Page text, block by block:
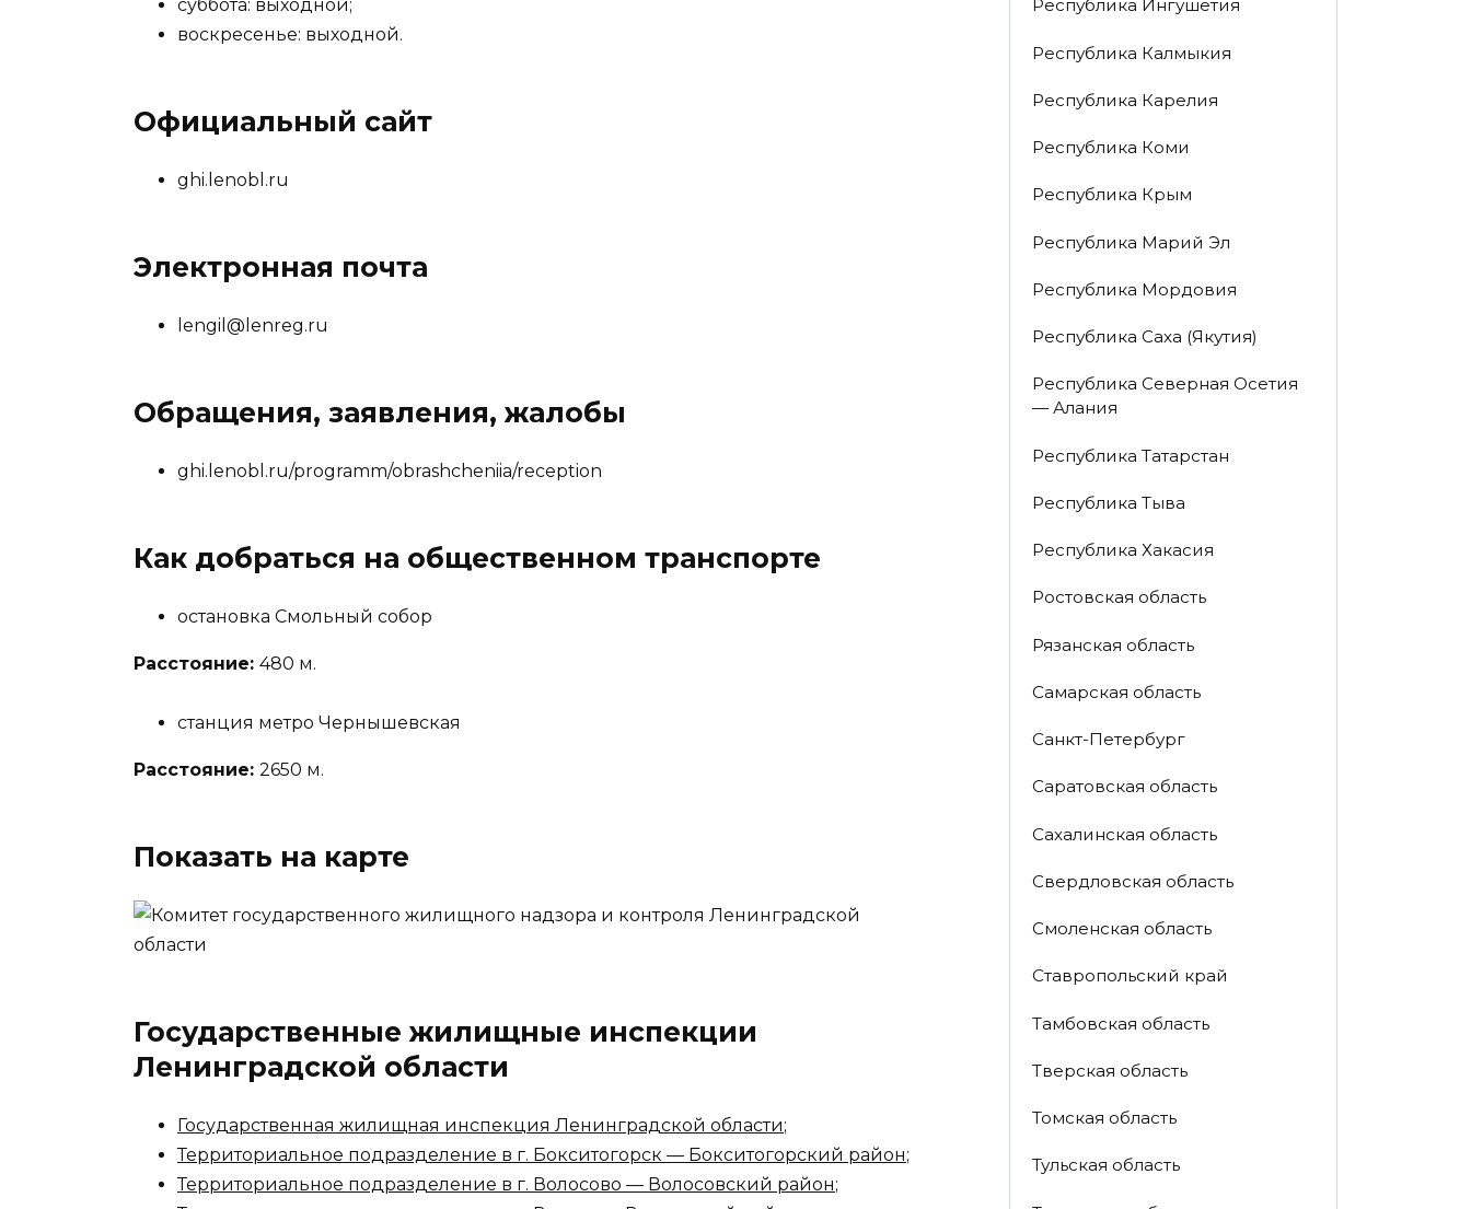
суббота: выходной;
воскресенье: выходной.
Официальный сайт
ghi.lenobl.ru
Электронная почта
lengil@lenreg.ru
Обращения, заявления, жалобы
ghi.lenobl.ru/programm/obrashcheniia/reception
Как добраться на общественном транспорте
остановка Смольный собор
Расстояние: 480 м.
станция метро Чернышевская
Расстояние: 2650 м.
Показать на карте
Государственные жилищные инспекции
Ленинградской области
Государственная жилищная инспекция Ленинградской области;
Территориальное подразделение в г. Бокситогорск — Бокситогорский район;
Территориальное подразделение в г. Волосово — Волосовский район;
Республика Ингушетия
Республика Калмыкия
Республика Карелия
Республика Коми
Республика Крым
Республика Марий Эл
Республика Мордовия
Республика Саха (Якутия)
Республика Северная Осетия
— Алания
Республика Татарстан
Республика Тыва
Республика Хакасия
Ростовская область
Рязанская область
Самарская область
Санкт-Петербург
Саратовская область
Сахалинская область
Свердловская область
Смоленская область
Ставропольский край
Тамбовская область
Тверская область
Томская область
Тульская область